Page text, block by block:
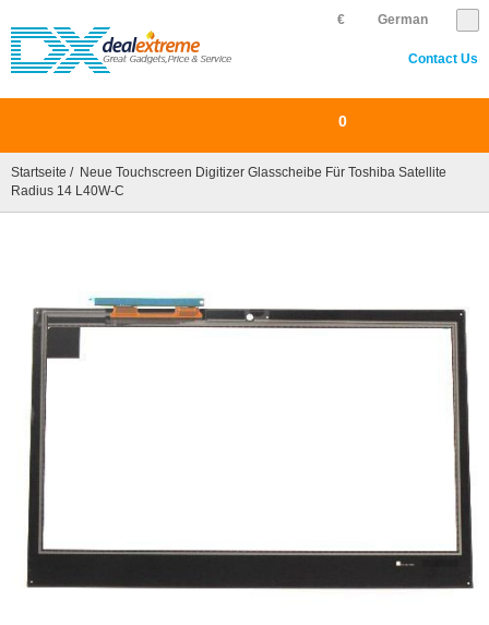
German
€
Contact Us
0
Startseite / Neue Touchscreen Digitizer Glasscheibe Für Toshiba Satellite
Radius 14 L40W-C